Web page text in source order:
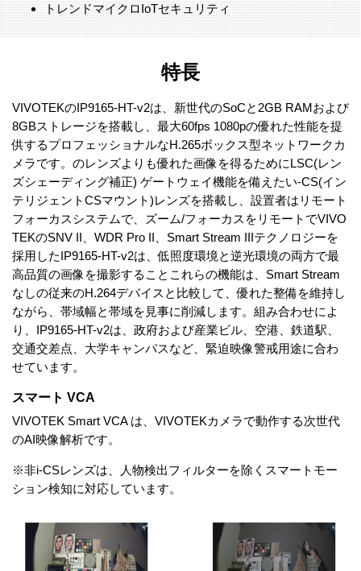
トレンドマイクロIoTセキュリティ
特長
VIVOTEKのIP9165-HT-v2は、新世代のSoCと2GB RAMおよび
8GBストレージを搭載し、最大60fps 1080pの優れた性能を提
供するプロフェッショナルなH.265ボックス型ネットワークカ
メラです。のレンズよりも優れた画像を得るためにLSC(レン
ズシェーディング補正) ゲートウェイ機能を備えたい-CS(イン
テリジェントCSマウント)レンズを搭載し、設置者はリモート
フォーカスシステムで、ズーム/フォーカスをリモートでVIVO
TEKのSNV II、WDR Pro II、Smart Stream IIIテクノロジーを
採用したIP9165-HT-v2は、低照度環境と逆光環境の両方で最
高品質の画像を撮影することこれらの機能は、Smart Stream
なしの従来のH.264デバイスと比較して、優れた整備を維持し
ながら、帯域幅と帯域を見事に削減します。組み合わせによ
り、IP9165-HT-v2は、政府および産業ビル、空港、鉄道駅、
交通交差点、大学キャンパスなど、緊迫映像警戒用途に合わ
せています。
スマート VCA
VIVOTEK Smart VCA は、VIVOTEKカメラで動作する次世代
のAI映像解析です。
※非i-CSレンズは、人物検出フィルターを除くスマートモー
ション検知に対応しています。